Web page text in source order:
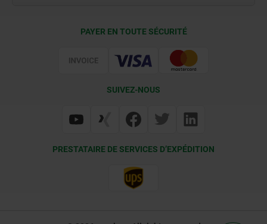
PAYER EN TOUTE SÉCURITÉ
SUIVEZ-NOUS
PRESTATAIRE DE SERVICES D’EXPÉDITION